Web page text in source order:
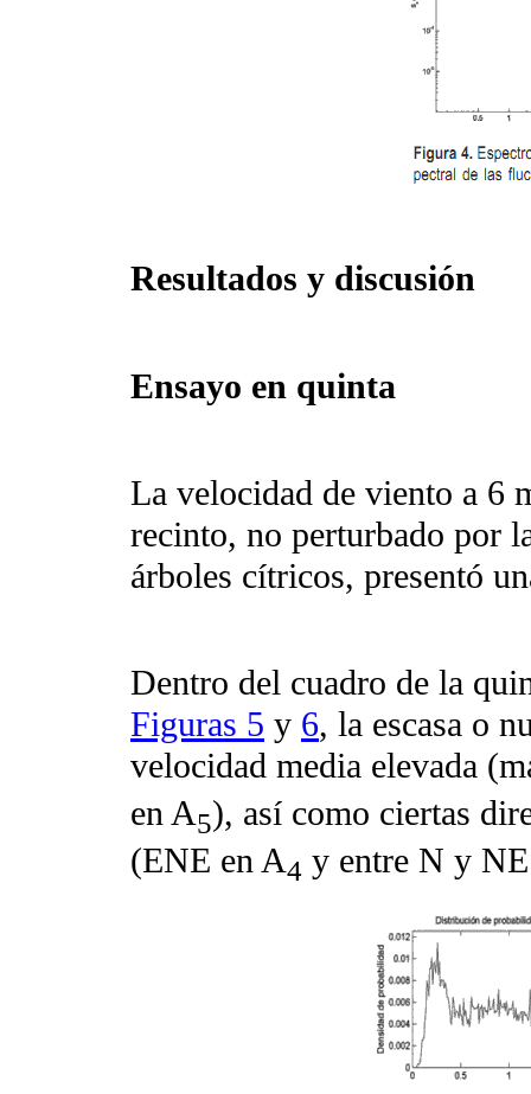
Resultados y discusión
Ensayo en quinta
La velocidad de viento a 6
recinto, no perturbado por
árboles cítricos, presentó
Dentro del cuadro de la
Figuras 5 y 6, la escasa o
velocidad media elevada
en A5), así como ciertas
(ENE en A4 y entre N y